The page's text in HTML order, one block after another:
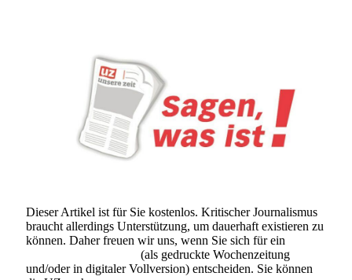
Dieser Artikel ist für Sie kostenlos. Kritischer Journalismus
braucht allerdings Unterstützung, um dauerhaft existieren zu
können. Daher freuen wir uns, wenn Sie sich für ein
(als gedruckte Wochenzeitung
und/oder in digitaler Vollversion) entscheiden. Sie können